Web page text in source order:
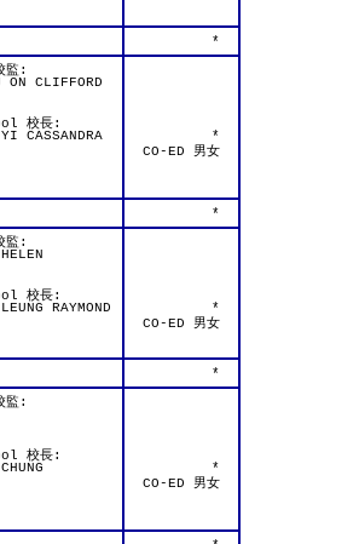
*
監:
ON CLIFFORD
校長:
CASSANDRA
*
CO-ED 男女
*
監:
校長:
RAYMOND
*
CO-ED 男女
*
監:
校長:
*
CO-ED 男女